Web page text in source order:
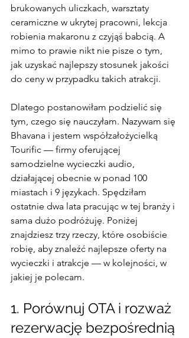
brukowanych uliczkach, warsztaty
ceramiczne w ukrytej pracowni, lekcja
robienia makaronu z czyjąś babcią. A
mimo to prawie nikt nie pisze o tym,
jak uzyskać najlepszy stosunek jakości
do ceny w przypadku takich atrakcji.
Dlatego postanowiłam podzielić się
tym, czego się nauczyłam. Nazywam się
Bhavana i jestem współzałożycielką
Tourific — firmy oferującej
samodzielne wycieczki audio,
działającej obecnie w ponad 100
miastach i 9 językach. Spędziłam
ostatnie dwa lata pracując w tej branży i
sama dużo podróżuję. Poniżej
znajdziesz trzy rzeczy, które osobiście
robię, aby znaleźć najlepsze oferty na
wycieczki i atrakcje — w kolejności, w
jakiej je polecam.
1. Porównuj OTA i rozważ
rezerwację bezpośrednią